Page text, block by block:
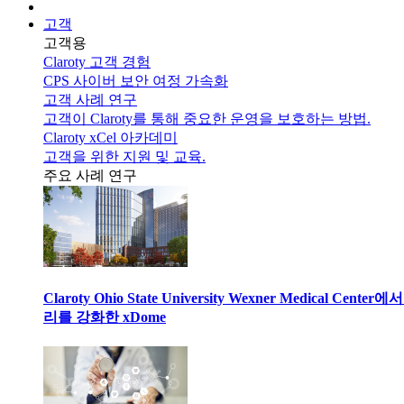
고객
고객용
Claroty 고객 경험
CPS 사이버 보안 여정 가속화
고객 사례 연구
고객이 Claroty를 통해 중요한 운영을 보호하는 방법.
Claroty xCel 아카데미
고객을 위한 지원 및 교육.
주요 사례 연구
Claroty Ohio State University Wexner Medical Center에
리를 강화한 xDome